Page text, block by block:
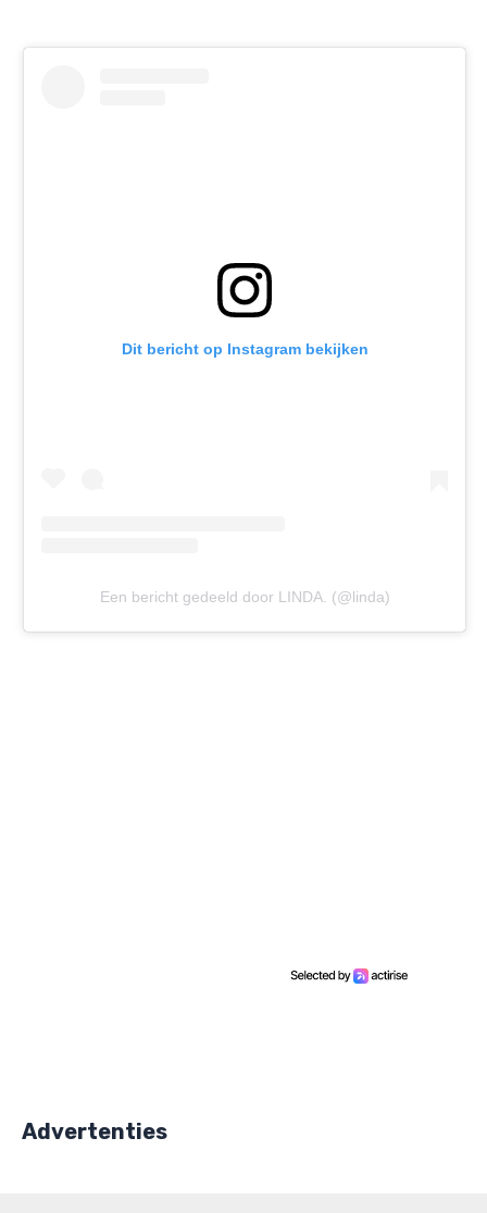
Dit bericht op Instagram bekijken
Een bericht gedeeld door LINDA. (@linda)
Advertenties